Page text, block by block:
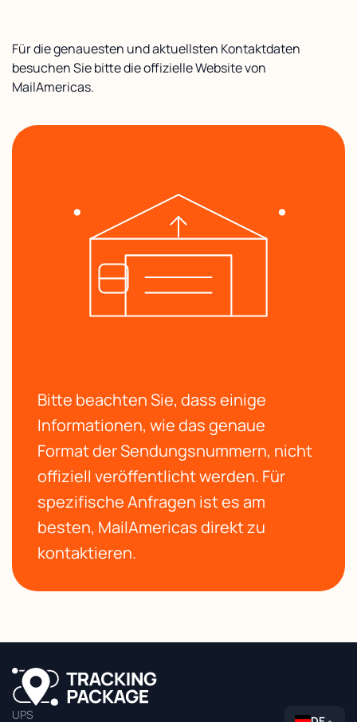
Für die genauesten und aktuellsten Kontaktdaten
besuchen Sie bitte die offizielle Website von
MailAmericas.
Bitte beachten Sie, dass einige
Informationen, wie das genaue
Format der Sendungsnummern, nicht
offiziell veröffentlicht werden. Für
spezifische Anfragen ist es am
besten, MailAmericas direkt zu
kontaktieren.
UPS